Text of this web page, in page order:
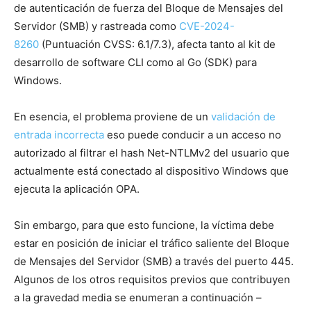
de autenticación de fuerza del Bloque de Mensajes del
Servidor (SMB) y rastreada como CVE-2024-
8260 (Puntuación CVSS: 6.1/7.3), afecta tanto al kit de
desarrollo de software CLI como al Go (SDK) para
Windows.
En esencia, el problema proviene de un validación de
entrada incorrecta eso puede conducir a un acceso no
autorizado al filtrar el hash Net-NTLMv2 del usuario que
actualmente está conectado al dispositivo Windows que
ejecuta la aplicación OPA.
Sin embargo, para que esto funcione, la víctima debe
estar en posición de iniciar el tráfico saliente del Bloque
de Mensajes del Servidor (SMB) a través del puerto 445.
Algunos de los otros requisitos previos que contribuyen
a la gravedad media se enumeran a continuación –